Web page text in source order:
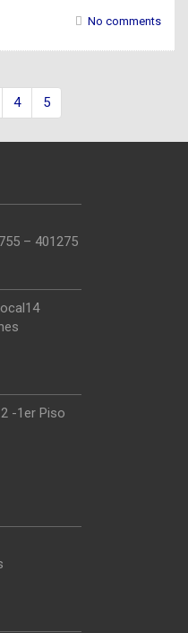
No comments
4 5
– 401275
-1er Piso